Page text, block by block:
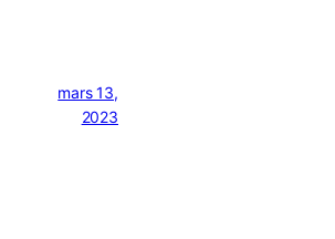
mars 13,
2023